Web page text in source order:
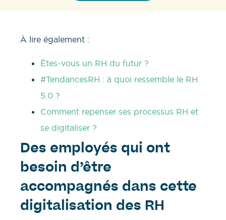
À lire également :
Êtes-vous un RH du futur ?
#TendancesRH : à quoi ressemble le RH
5.0 ?
Comment repenser ses processus RH et
se digitaliser ?
Des employés qui ont
besoin d’être
accompagnés dans cette
digitalisation des RH